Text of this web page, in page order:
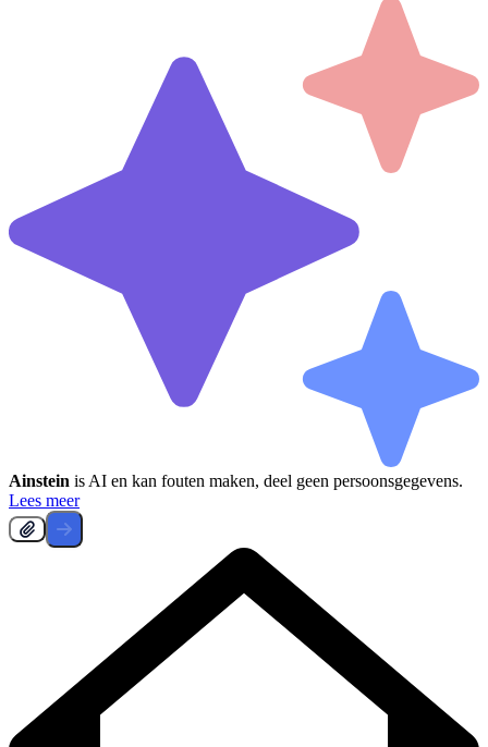
Ainstein is AI en kan fouten maken, deel geen persoonsgegevens.
Lees meer